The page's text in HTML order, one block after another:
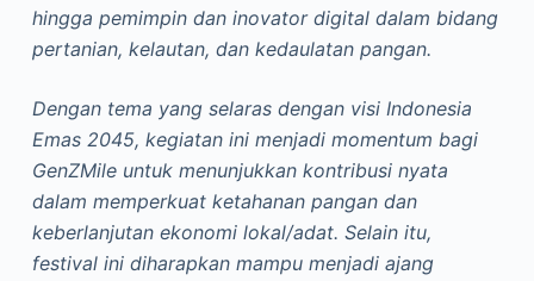
hingga pemimpin dan inovator digital dalam bidang
pertanian, kelautan, dan kedaulatan pangan.
Dengan tema yang selaras dengan visi Indonesia
Emas 2045, kegiatan ini menjadi momentum bagi
GenZMile untuk menunjukkan kontribusi nyata
dalam memperkuat ketahanan pangan dan
keberlanjutan ekonomi lokal/adat. Selain itu,
festival ini diharapkan mampu menjadi ajang